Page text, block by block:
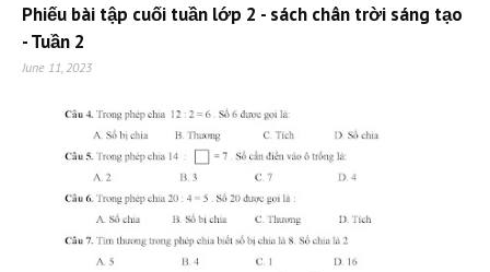
Phiếu bài tập cuối tuần lớp 2 - sách chân trời sáng tạo
- Tuần 2
June 11, 2023